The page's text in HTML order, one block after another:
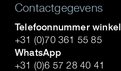
Contactgegevens
Telefoonnummer winkel
+31 (0)70 361 55 85
WhatsApp
+31 (0)6 57 28 40 41